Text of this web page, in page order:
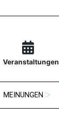
Veranstaltungen
MEINUNGEN